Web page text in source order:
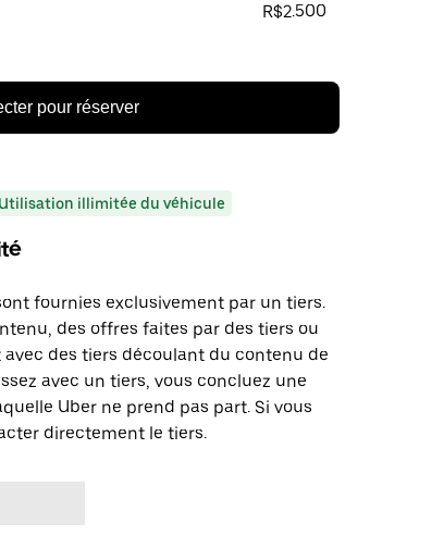
R$2.500
pour réserver
Utilisation illimitée du véhicule
fournies exclusivement par un tiers.
des offres faites par des tiers ou
des tiers découlant du contenu de
avec un tiers, vous concluez une
Uber ne prend pas part. Si vous
directement le tiers.